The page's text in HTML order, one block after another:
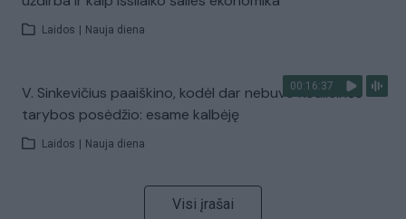
Laidos Nauja diena
00:16:37
V. Sinkevičius paaiškino, kodėl dar nebuvo Koalicinės
tarybos posėdžio: esame kalbėję
Laidos Nauja diena
Visi įrašai